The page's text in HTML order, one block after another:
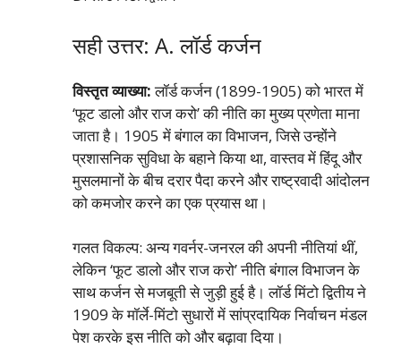
सही उत्तर: A. लॉर्ड कर्जन
विस्तृत व्याख्या:लॉर्ड कर्जन (1899-1905) को भारत में
‘फूट डालो और राज करो’ की नीति का मुख्य प्रणेता माना
जाता है। 1905 में बंगाल का विभाजन, जिसे उन्होंने
प्रशासनिक सुविधा के बहाने किया था, वास्तव में हिंदू और
मुसलमानों के बीच दरार पैदा करने और राष्ट्रवादी आंदोलन
को कमजोर करने का एक प्रयास था।
गलत विकल्प: अन्य गवर्नर-जनरल की अपनी नीतियां थीं,
लेकिन ‘फूट डालो और राज करो’ नीति बंगाल विभाजन के
साथ कर्जन से मजबूती से जुड़ी हुई है। लॉर्ड मिंटो द्वितीय ने
1909 के मॉर्ले-मिंटो सुधारों में सांप्रदायिक निर्वाचन मंडल
पेश करके इस नीति को और बढ़ावा दिया।